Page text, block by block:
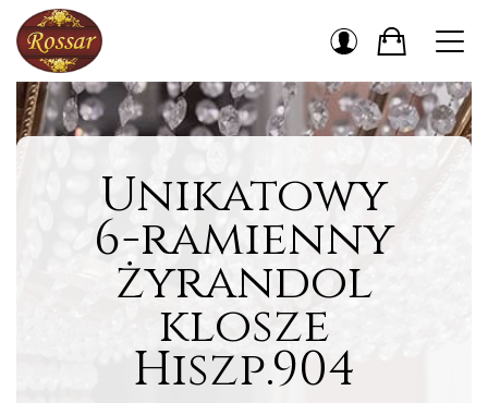
Unikatowy
6-ramienny
żyrandol
klosze
Hiszp.904